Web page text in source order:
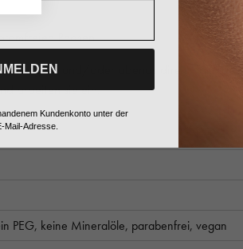
Phasen
morgens und/oder abends direkt nach der
arbeiten sie ein.
PEG, keine Mineralöle, parabenfrei, vegan
Kundenkonto unter der
Mail-Adresse.